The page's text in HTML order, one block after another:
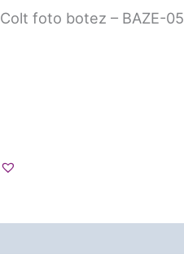
Colt foto botez – BAZE-05